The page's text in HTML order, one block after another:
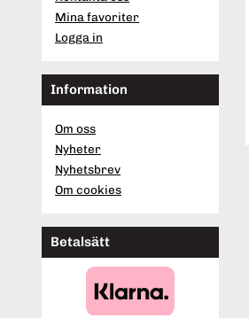
Mina favoriter
Logga in
Information
Om oss
Nyheter
Nyhetsbrev
Om cookies
Betalsätt